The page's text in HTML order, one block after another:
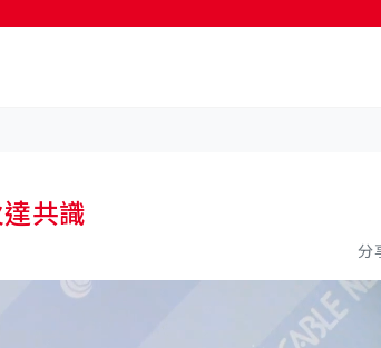
共識
分